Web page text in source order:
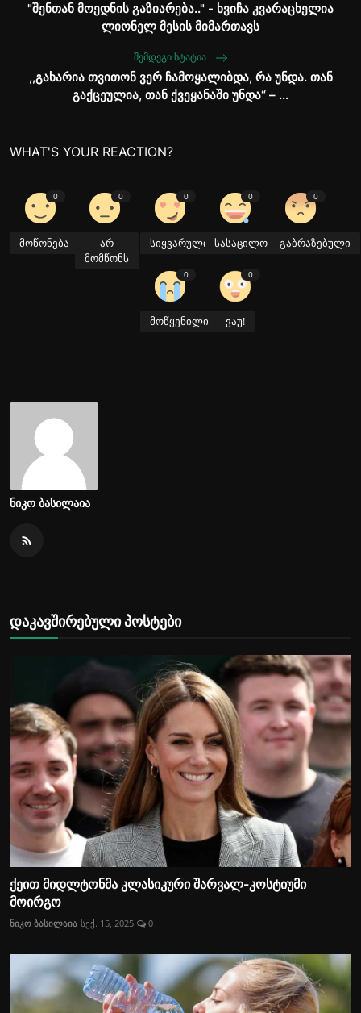
"შენთან მოედნის გაზიარება.." - ხვიჩა კვარაცხელია
ლიონელ მესის მიმართავს
ᲨᲔᲛᲓᲔᲒᲘ ᲡᲢᲐᲢᲘᲐ
,,გახარია თვითონ ვერ ჩამოყალიბდა, რა უნდა. თან
გაქცეულია, თან ქვეყანაში უნდა“ – ...
WHAT'S YOUR REACTION?
0
მოწონება
0
არ
მომწონს
0
სიყვარული
0
სასაცილო
0
გაბრაზებული
0
მოწყენილი
0
ვაუ!
ნიკო ბასილაია
დაკავშირებული პოსტები
ქეით მიდლტონმა კლასიკური შარვალ-კოსტიუმი
მოირგო
ნიკო ბასილაია სექ. 15, 2025 0